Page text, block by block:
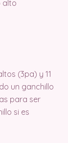
alto
(3pa) y 11
un ganchillo
para ser
si es